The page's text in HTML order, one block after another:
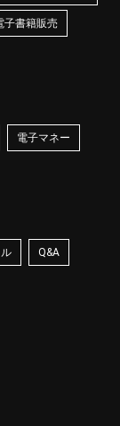
子書籍販売
電子マネー
Q&A